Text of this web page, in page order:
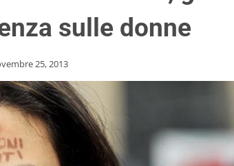
sulle donne
25, 2013